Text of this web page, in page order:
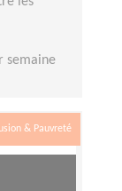
semaine
& Pauvreté